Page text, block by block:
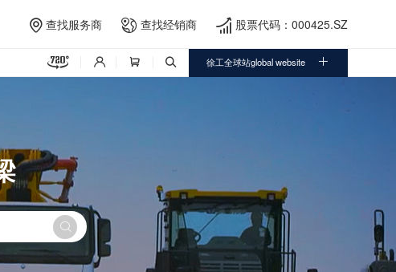
 查找服务商  查找经销商  股票代码：000425.SZ
    徐工全球站global website 
